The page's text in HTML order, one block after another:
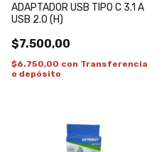
ADAPTADOR USB TIPO C 3.1 A
USB 2.0 (H)
$7.500,00
$6.750,00 con Transferencia
o depósito